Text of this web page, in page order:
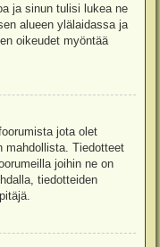
ja sinun tulisi lukea ne
alueen ylälaidassa ja
oikeudet myöntää
jota olet
mahdollista. Tiedotteet
joihin ne on
tiedotteiden